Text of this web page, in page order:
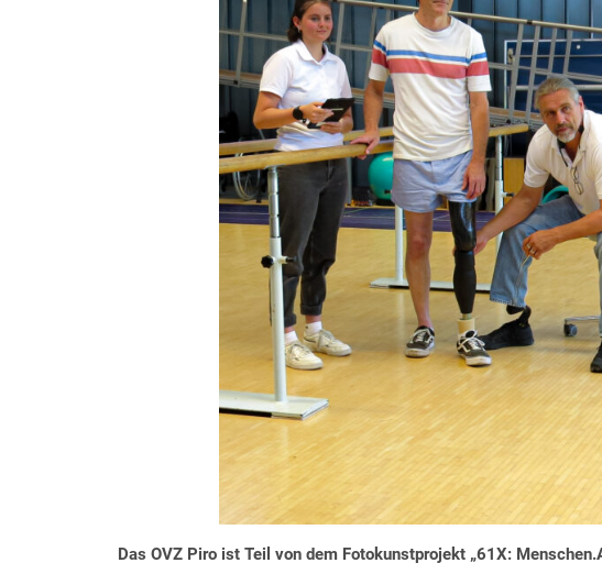
Das OVZ Piro ist Teil von dem Fotokunstprojekt „61X: